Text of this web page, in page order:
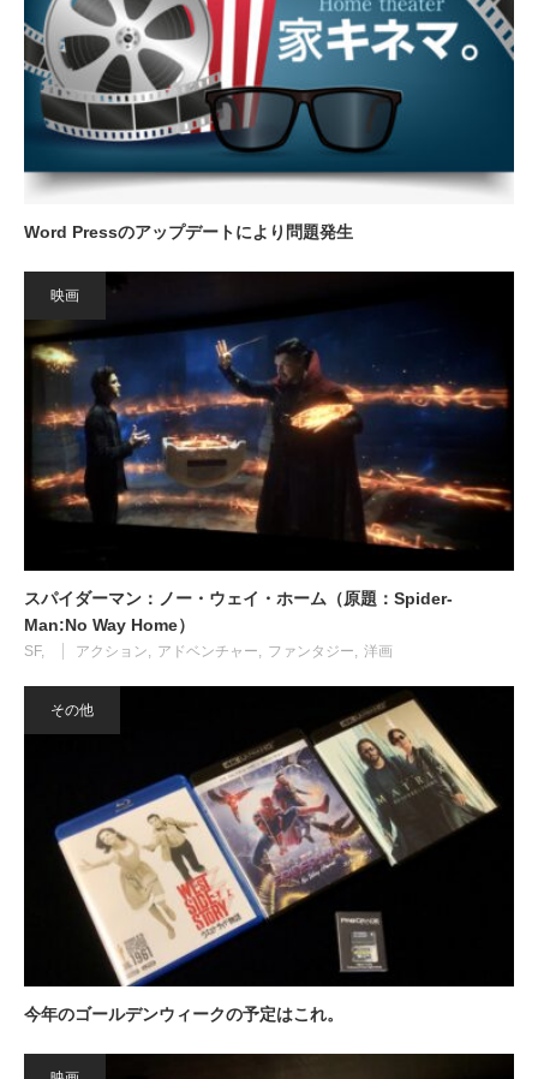
Word Pressのアップデートにより問題発生
映画
スパイダーマン：ノー・ウェイ・ホーム（原題：Spider-
Man:No Way Home）
SF アクション アドベンチャー ファンタジー 洋画
その他
今年のゴールデンウィークの予定はこれ。